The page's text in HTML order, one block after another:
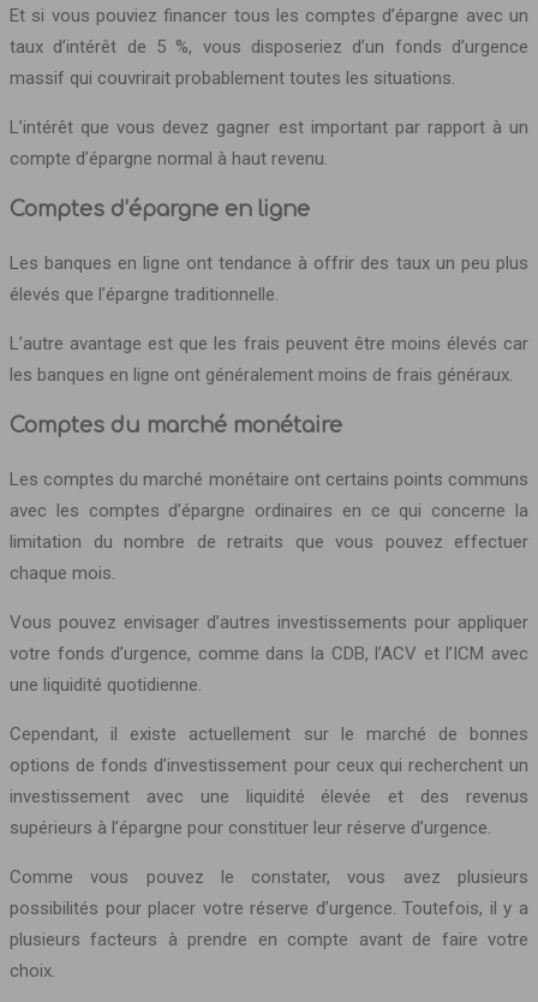
Et si vous pouviez financer tous les comptes d’épargne avec un
taux d’intérêt de 5 %, vous disposeriez d’un fonds d’urgence
massif qui couvrirait probablement toutes les situations.
L’intérêt que vous devez gagner est important par rapport à un
compte d’épargne normal à haut revenu.
Comptes d’épargne en ligne
Les banques en ligne ont tendance à offrir des taux un peu plus
élevés que l’épargne traditionnelle.
L’autre avantage est que les frais peuvent être moins élevés car
les banques en ligne ont généralement moins de frais généraux.
Comptes du marché monétaire
Les comptes du marché monétaire ont certains points communs
avec les comptes d’épargne ordinaires en ce qui concerne la
limitation du nombre de retraits que vous pouvez effectuer
chaque mois.
Vous pouvez envisager d’autres investissements pour appliquer
votre fonds d’urgence, comme dans la CDB, l’ACV et l’ICM avec
une liquidité quotidienne.
Cependant, il existe actuellement sur le marché de bonnes
options de fonds d’investissement pour ceux qui recherchent un
investissement avec une liquidité élevée et des revenus
supérieurs à l’épargne pour constituer leur réserve d’urgence.
Comme vous pouvez le constater, vous avez plusieurs
possibilités pour placer votre réserve d’urgence. Toutefois, il y a
plusieurs facteurs à prendre en compte avant de faire votre
choix.